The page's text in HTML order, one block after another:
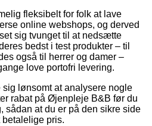
fleksibelt for folk at lave
online webshops, og derved
sig tvunget til at nedsætte
bedst i test produkter – til
også til herrer og damer –
love portofri levering.
lønsomt at analysere nogle
rabat på Øjenpleje B&B før du
sådan at du er på den sikre side
betalelige pris.